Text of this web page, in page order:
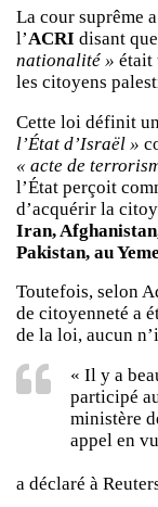
La cour suprême
l’ACRI disant
nationalité » était
les citoyens
Cette loi définit un
l’État d’Israël »
« acte de
l’État perçoit
d’acquérir la
Iran,
Pakistan, au
Toutefois, selon
de citoyenneté a
de la loi, aucun
« Il y a
participé
ministère
appel en
a déclaré à